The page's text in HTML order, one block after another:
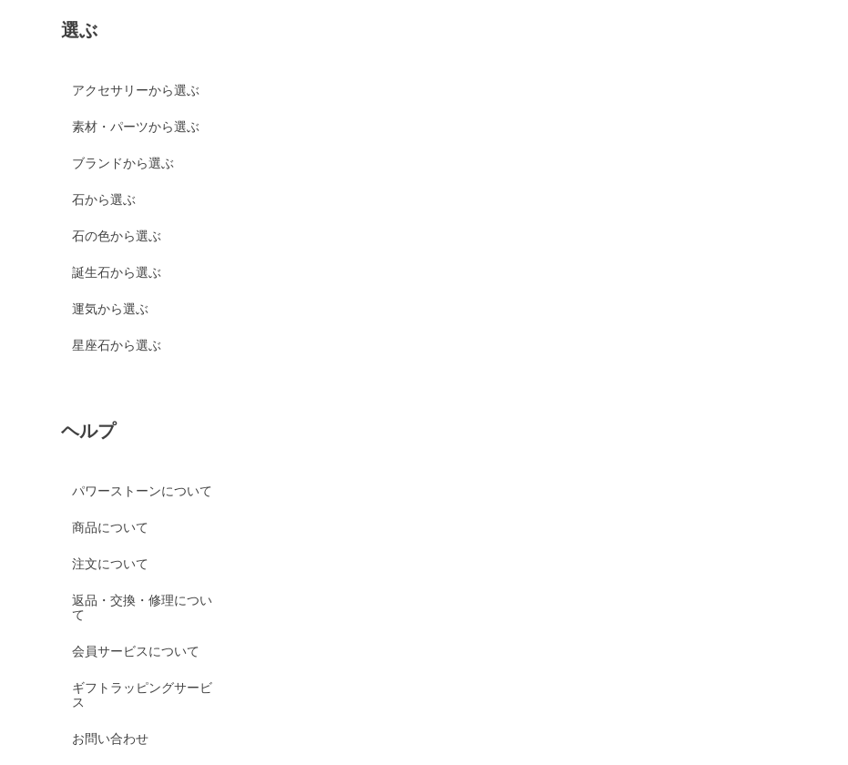
選ぶ
アクセサリーから選ぶ
素材・パーツから選ぶ
ブランドから選ぶ
石から選ぶ
石の色から選ぶ
誕生石から選ぶ
運気から選ぶ
星座石から選ぶ
ヘルプ
パワーストーンについて
商品について
注文について
返品・交換・修理につい
て
会員サービスについて
ギフトラッピングサービ
ス
お問い合わせ